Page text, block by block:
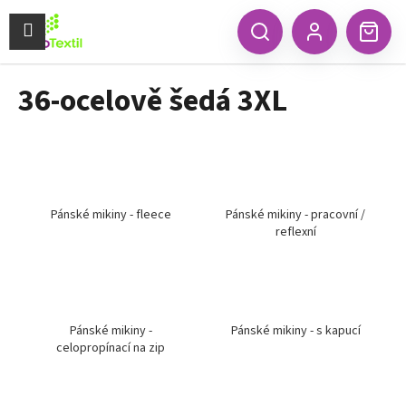
obsah
HledatPřihlášení
Menu
36-ocelově šedá 3XL
Pánské mikiny - fleece
Pánské mikiny - pracovní /
reflexní
Pánské mikiny -
celopropínací na zip
Pánské mikiny - s kapucí
K
š Zpět
Zpět
C